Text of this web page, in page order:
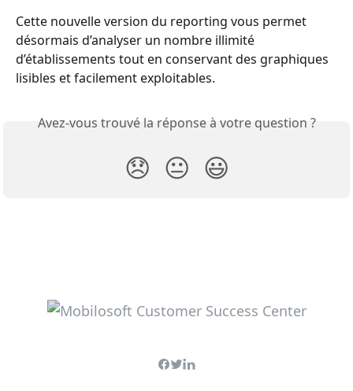
Cette nouvelle version du reporting vous permet
désormais d’analyser un nombre illimité
d’établissements tout en conservant des graphiques
lisibles et facilement exploitables.
Avez-vous trouvé la réponse à votre question ?
😞 😐 😃